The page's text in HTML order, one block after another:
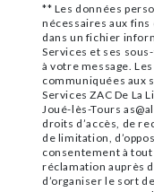
** Les données
nécessaires aux
dans un fichier
Services et ses
à votre message.
communiquées aux
Services ZAC De La
Joué-lès-Tours
droits d’accès, de
de limitation,
consentement à
réclamation auprès
d’organiser le sort